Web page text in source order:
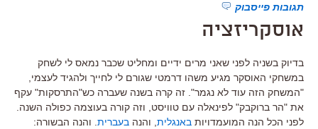
תגובות פייסבוק
אוסקריזציה
בדיוק בשניה לפני שאני מרים ידיים ומחליט שכבר נמאס לי לשחק
במשחקי האוסקר מגיע משהו דרמטי שגורם לי לחייך ולהגיד לעצמי,
"המשחק הזה עוד לא נגמר". זה קרה בשנה שעברה כש"התרסקות" עקף
את "הר ברוקבק" לפינאלה עם טוויסט, וזה קורה בעוצמה כפולה השנה.
לפני הכל הנה המועמדויות באנגלית , והנה בעברית . והנה הבשורה: